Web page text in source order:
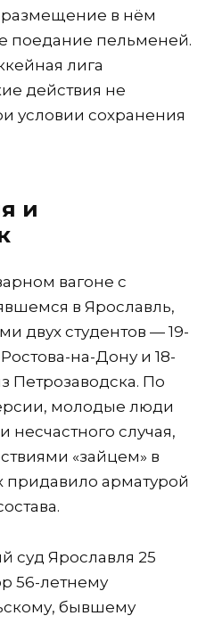
в нём
поедание пельменей.
лига
действия не
условии сохранения
и
вагоне с
в Ярославль,
двух студентов — 19-
на-Дону и 18-
Петрозаводска. По
молодые люди
несчастного случая,
«зайцем» в
придавило арматурой
суд Ярославля 25
56-летнему
бывшему